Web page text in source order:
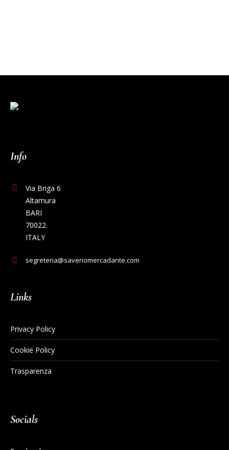
Info
Via Briga 6
Altamura
BARI
70022
ITALY
segreteria@saveriomercadante.com
Links
Privacy Policy
Cookie Policy
Trasparenza
Socials